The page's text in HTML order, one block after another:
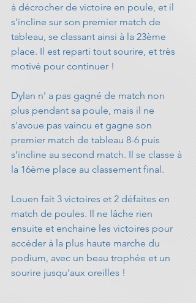
à décrocher de victoire en poule, et il
s'incline sur son premier match de
tableau, se classant ainsi à la 23ème
place. Il est reparti tout sourire, et très
motivé pour continuer !
Dylan n' a pas gagné de match non
plus pendant sa poule, mais il ne
s'avoue pas vaincu et gagne son
premier match de tableau 8-6 puis
s'incline au second match. Il se classe à
la 16ème place au classement final.
Louen fait 3 victoires et 2 défaites en
match de poules. Il ne lâche rien
ensuite et enchaine les victoires pour
accéder à la plus haute marche du
podium, avec un beau trophée et un
sourire jusqu'aux oreilles !